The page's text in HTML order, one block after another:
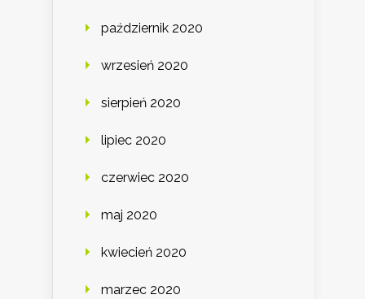
październik 2020
wrzesień 2020
sierpień 2020
lipiec 2020
czerwiec 2020
maj 2020
kwiecień 2020
marzec 2020